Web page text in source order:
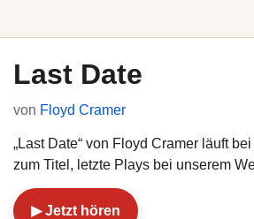
Last Date
von Floyd Cramer
„Last Date“ von Floyd Cramer läuft
zum Titel, letzte Plays bei unserem
▶ Jetzt hören